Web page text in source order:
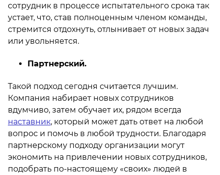
сотрудник в процессе испытательного срока так
устает, что, став полноценным членом команды,
стремится отдохнуть, отлынивает от новых задач
или увольняется.
Партнерский.
Такой подход сегодня считается лучшим.
Компания набирает новых сотрудников
вдумчиво, затем обучает их, рядом всегда
наставник, который может дать ответ на любой
вопрос и помочь в любой трудности. Благодаря
партнерскому подходу организации могут
экономить на привлечении новых сотрудников,
подобрать по-настоящему «своих» людей в